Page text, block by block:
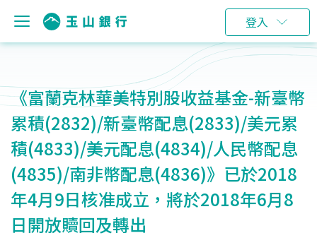
登入
《富蘭克林華美特別股收益基金-新臺幣
累積(2832)/新臺幣配息(2833)/美元累
積(4833)/美元配息(4834)/人民幣配息
(4835)/南非幣配息(4836)》已於2018
年4月9日核准成立，將於2018年6月8
日開放贖回及轉出